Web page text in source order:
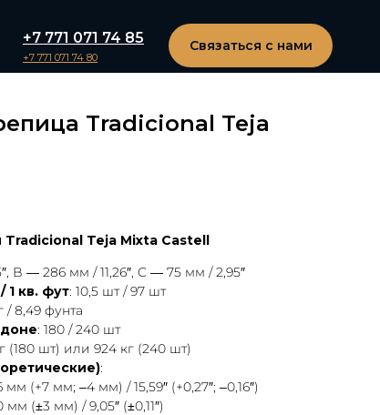
+7 771 071 74 85
+7 771 071 74 80
Связаться с нами
Tradicional Teja
Tradicional Teja Mixta Castell
B — 286 мм / 11,26″, C — 75 мм / 2,95″
1 кв. фут: 10,5 шт / 97 шт
/ 8,49 фунта
: 180 / 240 шт
(180 шт) или 924 кг (240 шт)
:
(+7 мм; –4 мм) / 15,59″ (+0,27″; –0,16″)
(±3 мм) / 9,05″ (±0,11″)